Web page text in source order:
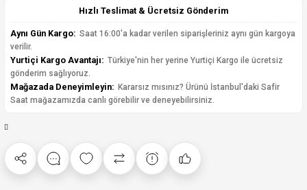
Hızlı Teslimat & Ücretsiz Gönderim
Aynı Gün Kargo: Saat 16:00'a kadar verilen siparişleriniz aynı gün kargoya
verilir.
Yurtiçi Kargo Avantajı: Türkiye'nin her yerine Yurtiçi Kargo ile ücretsiz
gönderim sağlıyoruz.
Mağazada Deneyimleyin: Kararsız mısınız? Ürünü İstanbul'daki Safir
Saat mağazamızda canlı görebilir ve deneyebilirsiniz.